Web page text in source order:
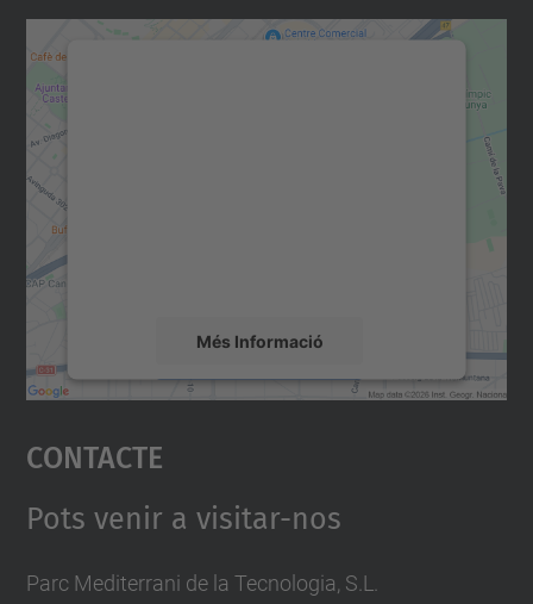
Més Informació
Accepta
powered by
Contacte
Pots venir a visitar-nos
Parc Mediterrani de la Tecnologia, S.L.